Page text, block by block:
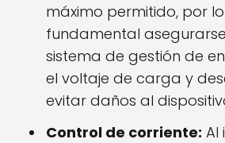
máximo permitido, por
fundamental
sistema de gestión de
el voltaje de carga y
evitar daños al
Control de corriente: Al